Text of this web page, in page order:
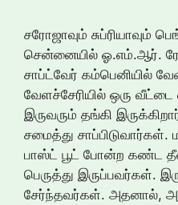
சரோஜாவும் சுப்ரியாவும்
சென்னையில் ஓ.எம்.ஆர்.
சாப்ட்வேர் கம்பெனியில்
வேளச்சேரியில் ஒரு வீட்டை
இருவரும் தங்கி
சமைத்து
பாஸ்ட் பூட் போன்ற கண்ட
பெருத்து இருப்பவர்கள்.
சேர்ந்தவர்கள். அதனால்,